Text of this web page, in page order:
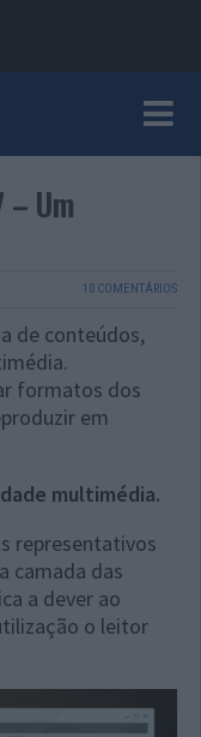
– Um
10 COMENTÁRIOS
de conteúdos,
formatos dos
em
multimédia.
representativos
camada das
a dever ao
o leitor